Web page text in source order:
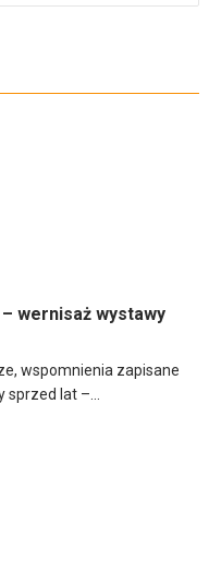
wernisaż wystawy
wspomnienia zapisane
lat –...